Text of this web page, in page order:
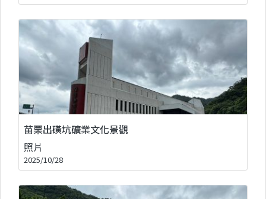
苗栗出磺坑礦業文化景觀
照片
2025/10/28